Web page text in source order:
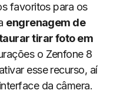
favoritos para os
engrenagem de
tirar foto em
o Zenfone 8
esse recurso, aí
da câmera.